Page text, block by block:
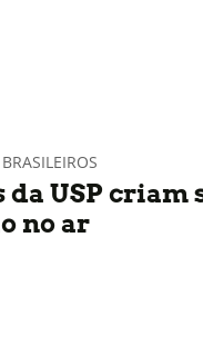
USP criam
no ar